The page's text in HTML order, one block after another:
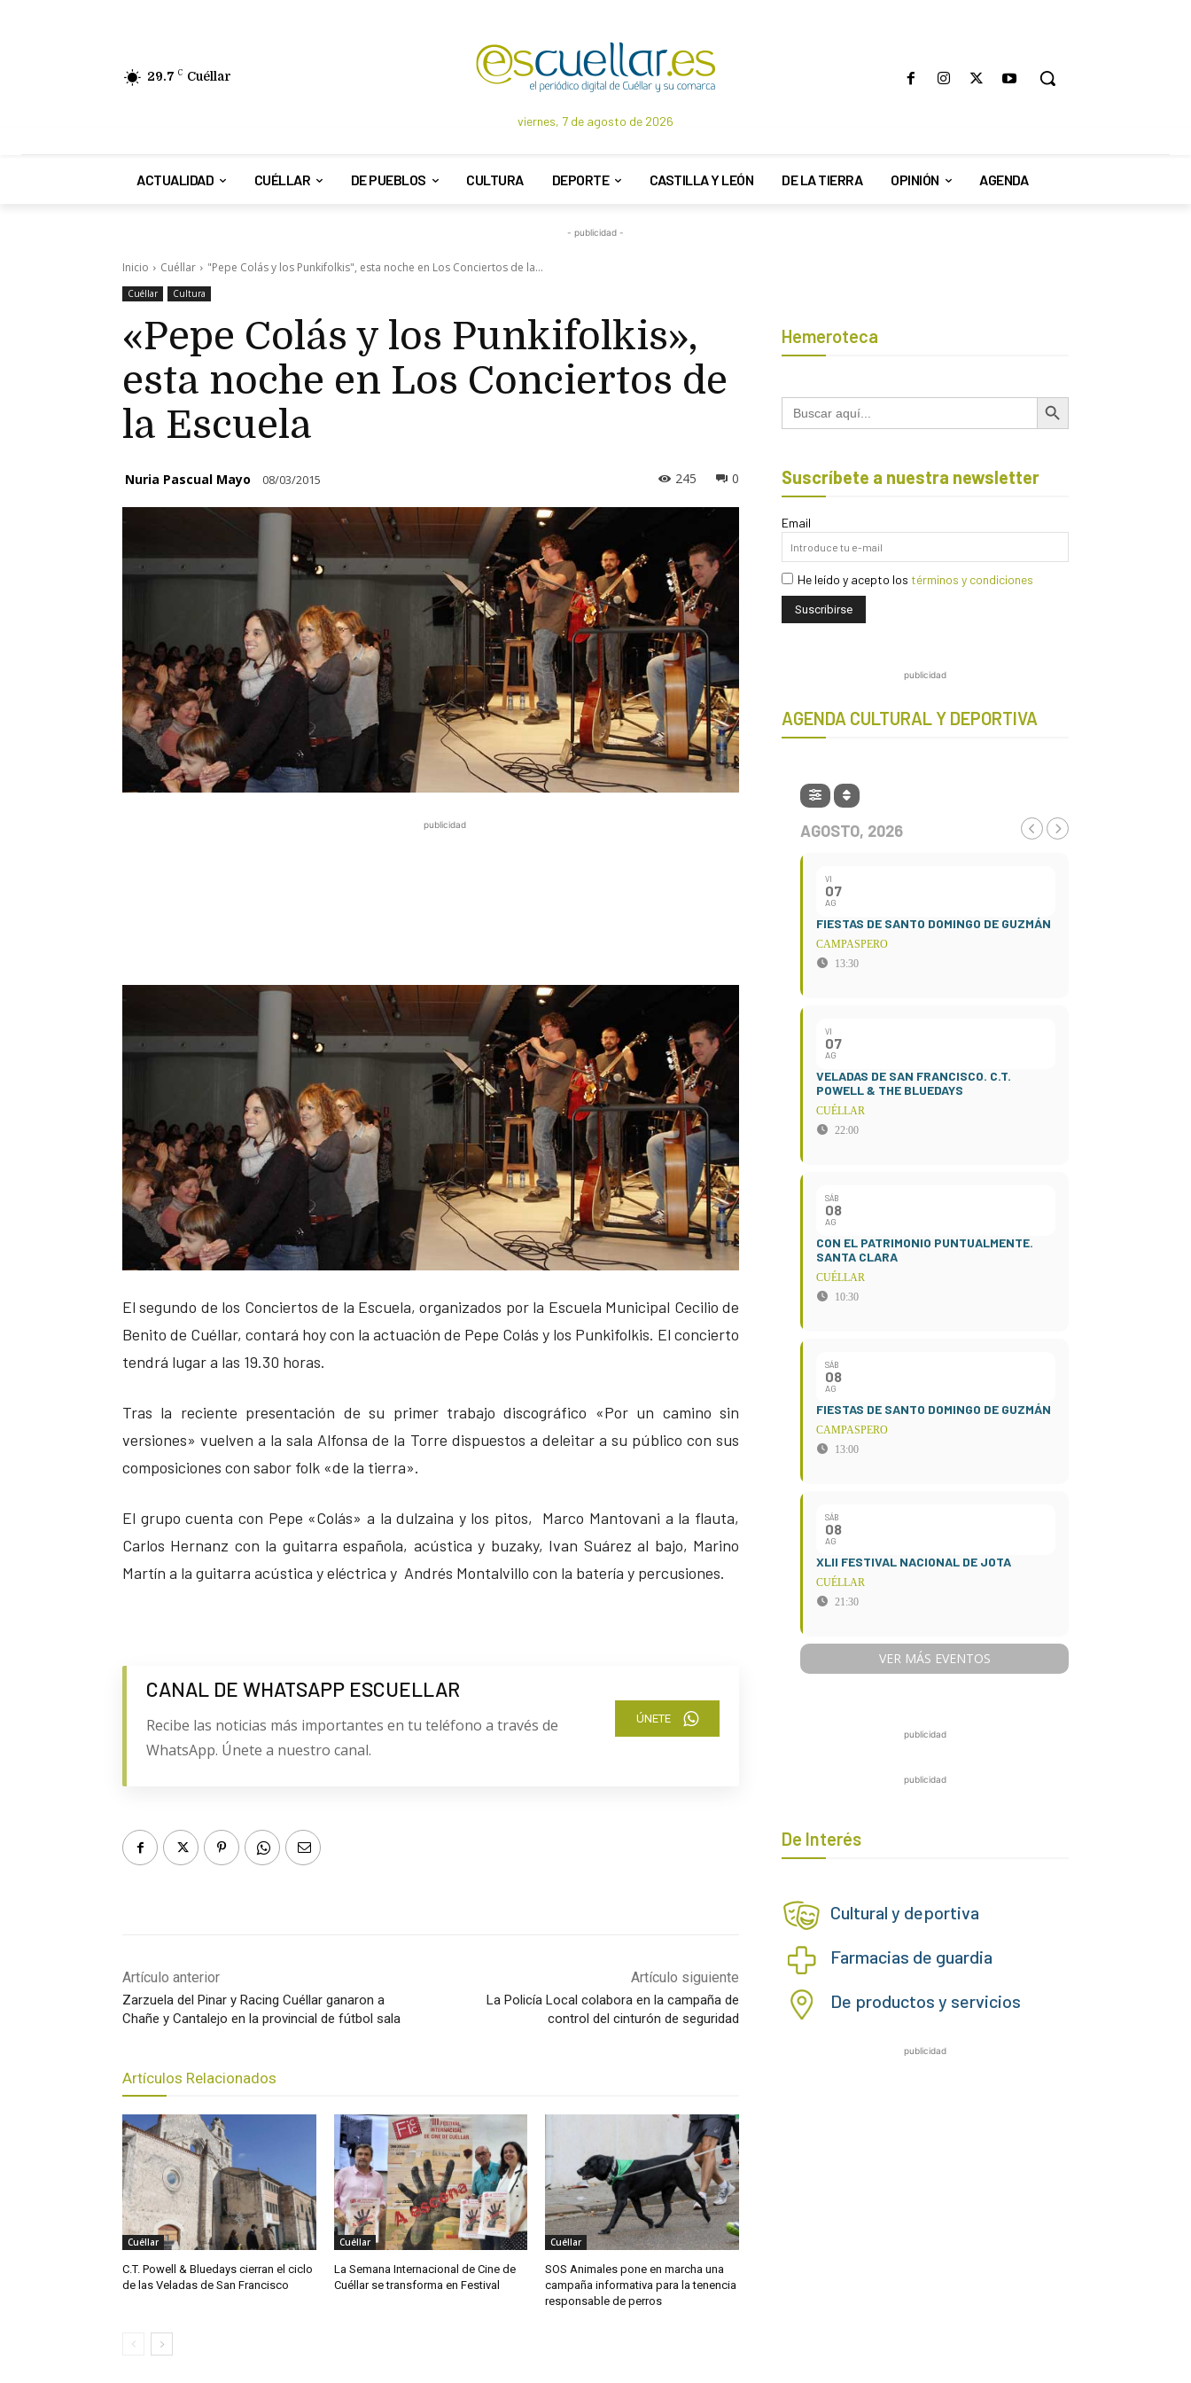
29.7 C Cuéllar
viernes, 7 de agosto de 2026
ACTUALIDAD CUÉLLAR DE PUEBLOS CULTURA DEPORTE CASTILLA Y LEÓN DE LA TIERRA OPINIÓN AGENDA
- publicidad -
Inicio Cuéllar "Pepe Colás y los Punkifolkis", esta noche en Los Conciertos de la...
Cuéllar Cultura
«Pepe Colás y los Punkifolkis»,
esta noche en Los Conciertos de
la Escuela
Nuria Pascual Mayo 08/03/2015 0
245
publicidad
El segundo de los Conciertos de la Escuela, organizados por la Escuela Municipal Cecilio de
Benito de Cuéllar, contará hoy con la actuación de Pepe Colás y los Punkifolkis. El concierto
tendrá lugar a las 19.30 horas.
Tras la reciente presentación de su primer trabajo discográfico «Por un camino sin
versiones» vuelven a la sala Alfonsa de la Torre dispuestos a deleitar a su público con sus
composiciones con sabor folk «de la tierra».
El grupo cuenta con Pepe «Colás» a la dulzaina y los pitos, Marco Mantovani a la flauta,
Carlos Hernanz con la guitarra española, acústica y buzaky, Ivan Suárez al bajo, Marino
Martín a la guitarra acústica y eléctrica y Andrés Montalvillo con la batería y percusiones.
CANAL DE WHATSAPP ESCUELLAR
Recibe las noticias más importantes en tu teléfono a través de
WhatsApp. Únete a nuestro canal.
ÚNETE
Artículo anterior
Zarzuela del Pinar y Racing Cuéllar ganaron a
Chañe y Cantalejo en la provincial de fútbol sala
Artículo siguiente
La Policía Local colabora en la campaña de
control del cinturón de seguridad
Artículos Relacionados
Cuéllar
C.T. Powell & Bluedays cierran el ciclo
de las Veladas de San Francisco
Cuéllar
La Semana Internacional de Cine de
Cuéllar se transforma en Festival
Cuéllar
SOS Animales pone en marcha una
campaña informativa para la tenencia
responsable de perros
Hemeroteca
Buscar: Botón de búsqueda
Suscríbete a nuestra newsletter
Email
He leído y acepto los términos y condiciones
publicidad
AGENDA CULTURAL Y DEPORTIVA
AGOSTO, 2026
VI
07
AG
FIESTAS DE SANTO DOMINGO DE GUZMÁN
CAMPASPERO
13:30
VI
07
AG
VELADAS DE SAN FRANCISCO. C.T.
POWELL & THE BLUEDAYS
CUÉLLAR
22:00
SÁB
08
AG
CON EL PATRIMONIO PUNTUALMENTE.
SANTA CLARA
CUÉLLAR
10:30
SÁB
08
AG
FIESTAS DE SANTO DOMINGO DE GUZMÁN
CAMPASPERO
13:00
SÁB
08
AG
XLII FESTIVAL NACIONAL DE JOTA
CUÉLLAR
21:30
VER MÁS EVENTOS
publicidad
publicidad
De Interés
Cultural y deportiva
Farmacias de guardia
De productos y servicios
publicidad